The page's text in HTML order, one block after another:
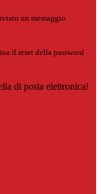
un messaggio
il reset della password
di posta elettronica!